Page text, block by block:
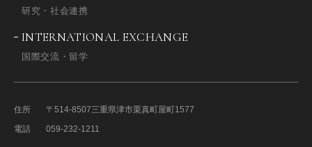
研究・社会連携
INTERNATIONAL EXCHANGE
国際交流・留学
住所 〒514-8507三重県津市栗真町屋町1577
電話
059-232-1211